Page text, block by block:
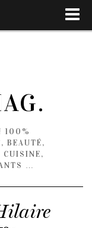
100%
BEAUTÉ,
CUISINE,
…